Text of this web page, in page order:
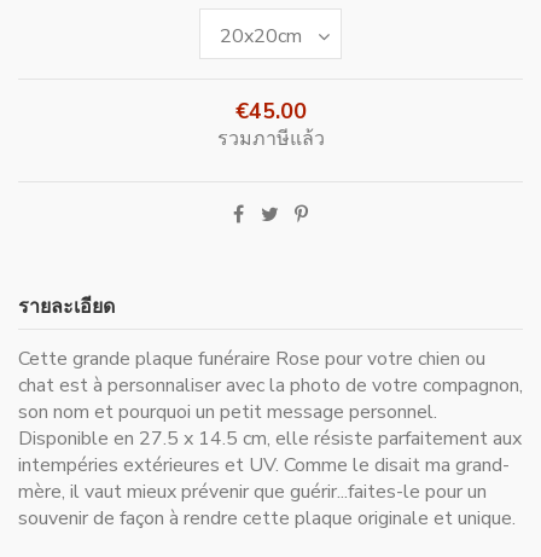
€45.00
รวมภาษีแล้ว
รายละเอียด
Cette grande plaque funéraire Rose pour votre chien ou
chat est à personnaliser avec la photo de votre compagnon,
son nom et pourquoi un petit message personnel.
Disponible en 27.5 x 14.5 cm, elle résiste parfaitement aux
intempéries extérieures et UV. Comme le disait ma grand-
mère, il vaut mieux prévenir que guérir...faites-le pour un
souvenir de façon à rendre cette plaque originale et unique.